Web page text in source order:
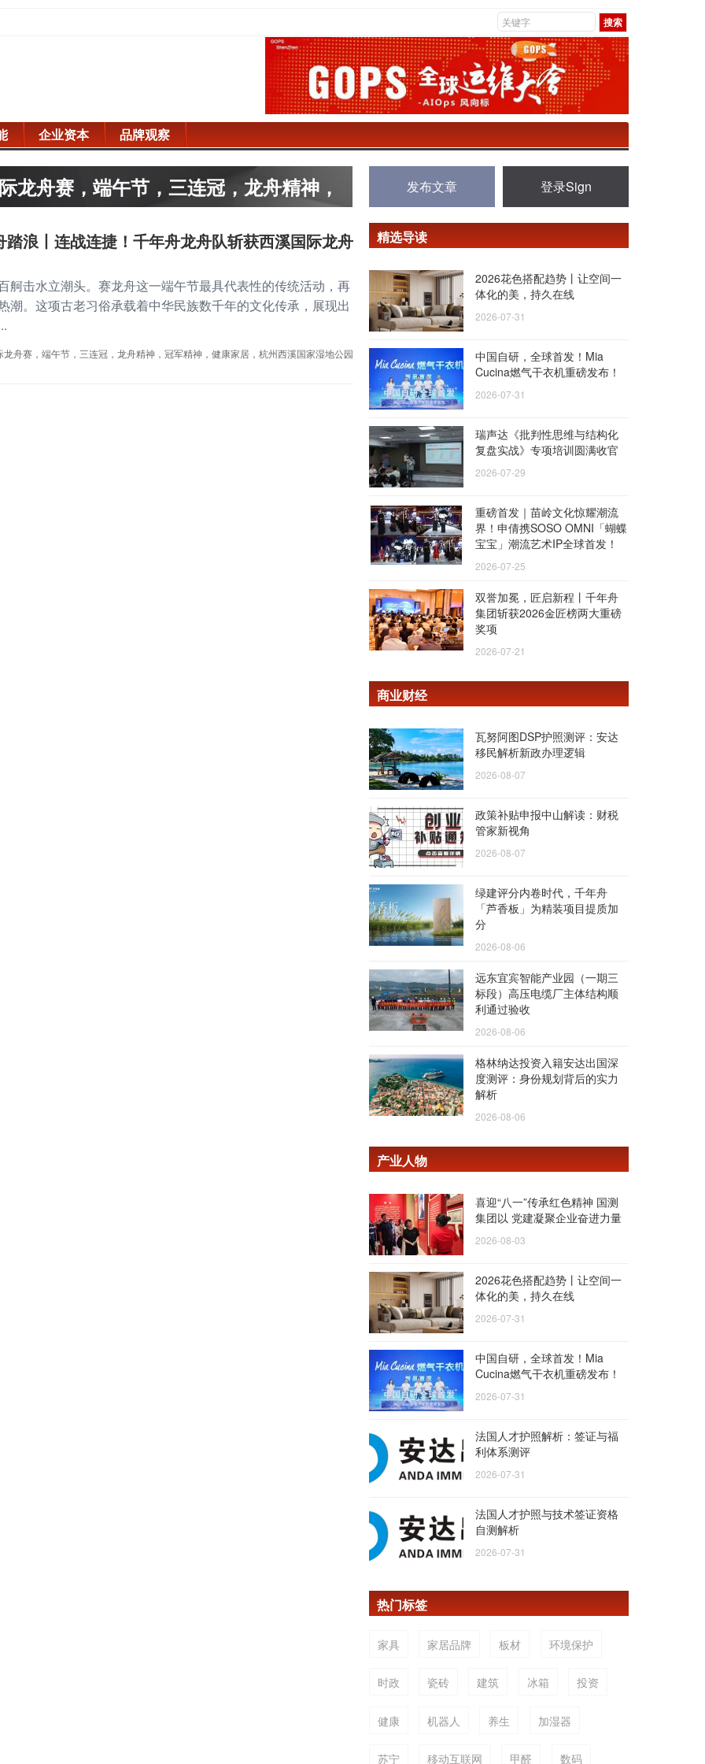
企业资本 品牌观察
龙舟赛，端午节，三连冠，龙舟精神，
溪国家湿地公园
踏浪丨连战连捷！千年舟龙舟队斩获西溪国际龙舟
舸击水立潮头。赛龙舟这一端午节最具代表性的传统活动，再
潮。这项古老习俗承载着中华民族数千年的文化传承，展现出
舟赛，端午节，三连冠，龙舟精神，冠军精神，健康家居，杭州西溪国家湿地公园
发布文章 登录Sign
精选导读
2026花色搭配趋势丨让空间一
体化的美，持久在线
2026-07-31
中国自研，全球首发！Mia
Cucina燃气干衣机重磅发布！
2026-07-31
瑞声达《批判性思维与结构化
复盘实战》专项培训圆满收官
2026-07-29
重磅首发｜苗岭文化惊耀潮流
界！申倩携SOSO OMNI「蝴蝶
宝宝」潮流艺术IP全球首发！
2026-07-25
双誉加冕，匠启新程丨千年舟
集团斩获2026金匠榜两大重磅
奖项
2026-07-21
商业财经
瓦努阿图DSP护照测评：安达
移民解析新政办理逻辑
2026-08-07
政策补贴申报中山解读：财税
管家新视角
2026-08-07
绿建评分内卷时代，千年舟
「芦香板」为精装项目提质加
分
2026-08-06
远东宜宾智能产业园（一期三
标段）高压电缆厂主体结构顺
利通过验收
2026-08-06
格林纳达投资入籍安达出国深
度测评：身份规划背后的实力
解析
2026-08-06
产业人物
喜迎“八一”传承红色精神 国测
集团以 党建凝聚企业奋进力量
2026-08-03
2026花色搭配趋势丨让空间一
体化的美，持久在线
2026-07-31
中国自研，全球首发！Mia
Cucina燃气干衣机重磅发布！
2026-07-31
法国人才护照解析：签证与福
利体系测评
2026-07-31
法国人才护照与技术签证资格
自测解析
2026-07-31
热门标签
家具 家居品牌 板材 环境保护
时政 瓷砖 建筑 冰箱 投资
健康 机器人 养生 加湿器
苏宁 移动互联网 甲醛 数码